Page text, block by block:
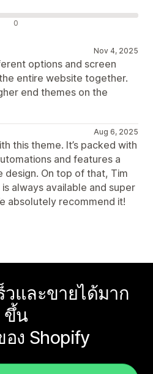
0
Nov 4, 2025
options and screen
entire website together.
end themes on the
Aug 6, 2025
this theme. It’s packed with
and features a
On top of that, Tim
always available and super
absolutely recommend it!
วและขายได้มาก
ขึ้น
ง Shopify